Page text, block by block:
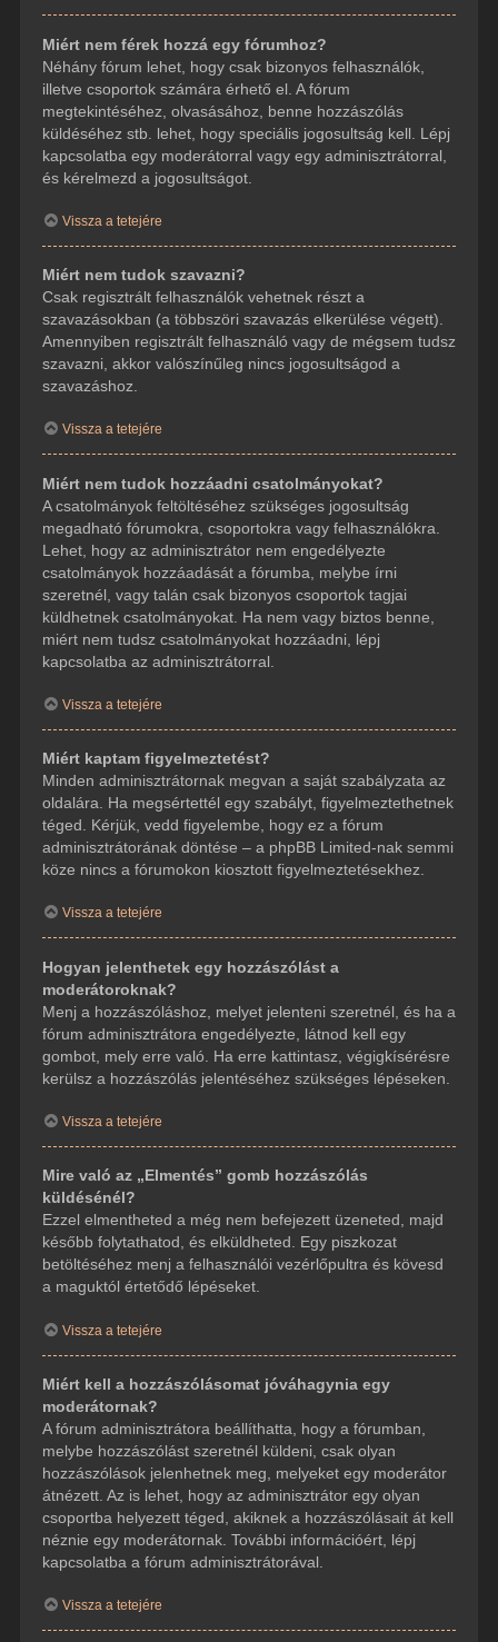
Miért nem férek hozzá egy fórumhoz?
Néhány fórum lehet, hogy csak bizonyos felhasználók,
illetve csoportok számára érhető el. A fórum
megtekintéséhez, olvasásához, benne hozzászólás
küldéséhez stb. lehet, hogy speciális jogosultság kell. Lépj
kapcsolatba egy moderátorral vagy egy adminisztrátorral,
és kérelmezd a jogosultságot.
Vissza a tetejére
Miért nem tudok szavazni?
Csak regisztrált felhasználók vehetnek részt a
szavazásokban (a többszöri szavazás elkerülése végett).
Amennyiben regisztrált felhasználó vagy de mégsem tudsz
szavazni, akkor valószínűleg nincs jogosultságod a
szavazáshoz.
Vissza a tetejére
Miért nem tudok hozzáadni csatolmányokat?
A csatolmányok feltöltéséhez szükséges jogosultság
megadható fórumokra, csoportokra vagy felhasználókra.
Lehet, hogy az adminisztrátor nem engedélyezte
csatolmányok hozzáadását a fórumba, melybe írni
szeretnél, vagy talán csak bizonyos csoportok tagjai
küldhetnek csatolmányokat. Ha nem vagy biztos benne,
miért nem tudsz csatolmányokat hozzáadni, lépj
kapcsolatba az adminisztrátorral.
Vissza a tetejére
Miért kaptam figyelmeztetést?
Minden adminisztrátornak megvan a saját szabályzata az
oldalára. Ha megsértettél egy szabályt, figyelmeztethetnek
téged. Kérjük, vedd figyelembe, hogy ez a fórum
adminisztrátorának döntése – a phpBB Limited-nak semmi
köze nincs a fórumokon kiosztott figyelmeztetésekhez.
Vissza a tetejére
Hogyan jelenthetek egy hozzászólást a
moderátoroknak?
Menj a hozzászóláshoz, melyet jelenteni szeretnél, és ha a
fórum adminisztrátora engedélyezte, látnod kell egy
gombot, mely erre való. Ha erre kattintasz, végigkísérésre
kerülsz a hozzászólás jelentéséhez szükséges lépéseken.
Vissza a tetejére
Mire való az „Elmentés” gomb hozzászólás
küldésénél?
Ezzel elmentheted a még nem befejezett üzeneted, majd
később folytathatod, és elküldheted. Egy piszkozat
betöltéséhez menj a felhasználói vezérlőpultra és kövesd
a maguktól értetődő lépéseket.
Vissza a tetejére
Miért kell a hozzászólásomat jóváhagynia egy
moderátornak?
A fórum adminisztrátora beállíthatta, hogy a fórumban,
melybe hozzászólást szeretnél küldeni, csak olyan
hozzászólások jelenhetnek meg, melyeket egy moderátor
átnézett. Az is lehet, hogy az adminisztrátor egy olyan
csoportba helyezett téged, akiknek a hozzászólásait át kell
néznie egy moderátornak. További információért, lépj
kapcsolatba a fórum adminisztrátorával.
Vissza a tetejére